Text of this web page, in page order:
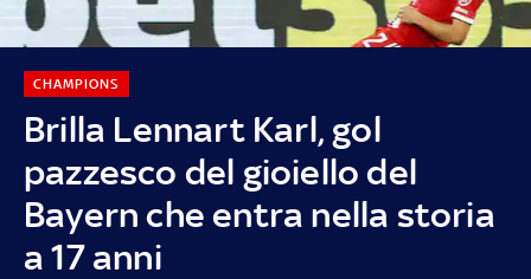
Brilla Lennart Karl, gol
pazzesco del gioiello del
Bayern che entra nella storia
a 17 anni
CHAMPIONS